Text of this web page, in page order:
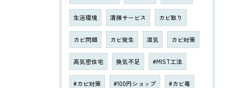
生活環境 清掃サービス カビ取り
カビ問題 カビ発生 湿気 カビ対策
高気密住宅 換気不足 #MIST工法
#カビ対策 #100円ショップ #カビ毒